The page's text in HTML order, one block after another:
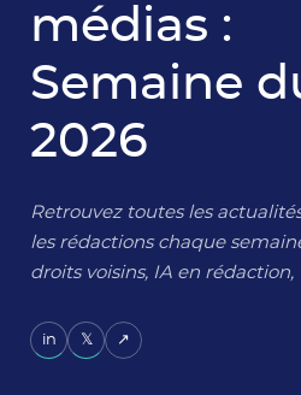
médias :
Semaine
2026
Retrouvez toutes les
les rédactions chaque
droits voisins, IA en rédaction,
in 𝕏 ↗